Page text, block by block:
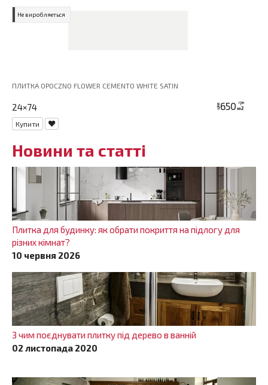
Не виробляеться
ПЛИТКА OPOCZNO FLOWER CEMENTO WHITE SATIN
24×74 ціна650 грн
м2
Купити
Новини та статті
Плитка для будинку: як обрати покриття на підлогу для
різних кімнат?
10 червня 2026
З чим поєднувати плитку під дерево в ванній
02 листопада 2020